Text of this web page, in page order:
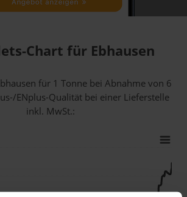
Chart für Ebhausen
für 1 Tonne bei Abnahmevon 6
ENplus-Qualität bei einer Lieferstelle
inkl. MwSt.: